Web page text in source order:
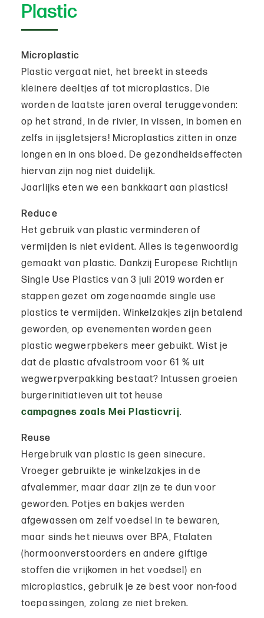
Plastic
Microplastic
Plastic vergaat niet, het breekt in steeds
kleinere deeltjes af tot microplastics. Die
worden de laatste jaren overal teruggevonden:
op het strand, in de rivier, in vissen, in bomen en
zelfs in ijsgletsjers! Microplastics zitten in onze
longen en in ons bloed. De gezondheidseffecten
hiervan zijn nog niet duidelijk.
Jaarlijks eten we een bankkaart aan plastics!
Reduce
Het gebruik van plastic verminderen of
vermijden is niet evident. Alles is tegenwoordig
gemaakt van plastic. Dankzij Europese Richtlijn
Single Use Plastics van 3 juli 2019 worden er
stappen gezet om zogenaamde single use
plastics te vermijden. Winkelzakjes zijn betalend
geworden, op evenementen worden geen
plastic wegwerpbekers meer gebuikt. Wist je
dat de plastic afvalstroom voor 61 % uit
wegwerpverpakking bestaat? Intussen groeien
burgerinitiatieven uit tot heuse
campagnes zoals Mei Plasticvrij.
Reuse
Hergebruik van plastic is geen sinecure.
Vroeger gebruikte je winkelzakjes in de
afvalemmer, maar daar zijn ze te dun voor
geworden. Potjes en bakjes werden
afgewassen om zelf voedsel in te bewaren,
maar sinds het nieuws over BPA, Ftalaten
(hormoonverstoorders en andere giftige
stoffen die vrijkomen in het voedsel) en
microplastics, gebruik je ze best voor non-food
toepassingen, zolang ze niet breken.